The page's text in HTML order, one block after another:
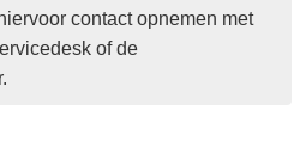
contact opnemen met
of de